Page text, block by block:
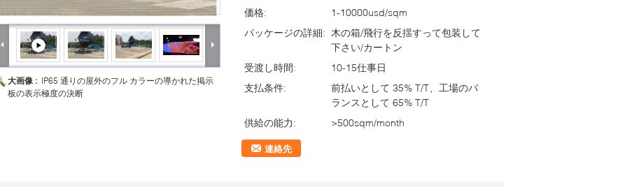
大画像 : IP65 通りの屋外のフル カラーの導かれた掲示
板の表示極度の決断
価格:
1-10000usd/sqm
パッケージの詳細: 木の箱/飛行を反揺すって包装して
下さい/カートン
受渡し時間:
10-15仕事日
支払条件:
前払いとして 35% T/T、工場のバ
ランスとして 65% T/T
供給の能力:
>500sqm/month
連絡先